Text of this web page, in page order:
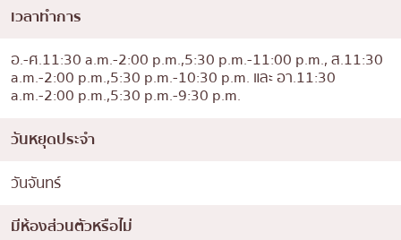
เวลาทำการ
อ.-ศ.11:30 a.m.-2:00 p.m.,5:30 p.m.-11:00 p.m., ส.11:30
a.m.-2:00 p.m.,5:30 p.m.-10:30 p.m. และ อา.11:30
a.m.-2:00 p.m.,5:30 p.m.-9:30 p.m.
วันหยุดประจำ
วันจันทร์
มีห้องส่วนตัวหรือไม่